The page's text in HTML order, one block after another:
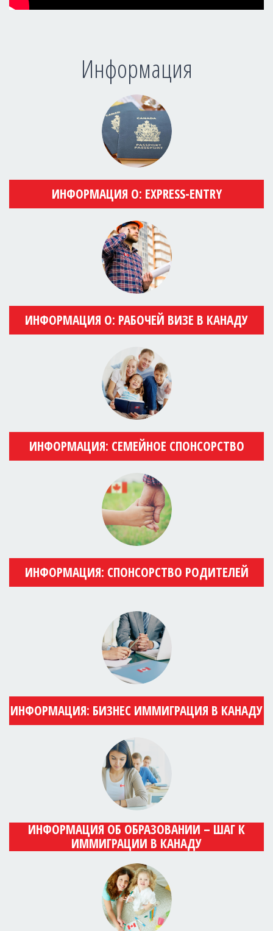
Информация
ИНФОРМАЦИЯ О: EXPRESS-ENTRY
ИНФОРМАЦИЯ О: РАБОЧЕЙ ВИЗЕ В КАНАДУ
ИНФОРМАЦИЯ: СЕМЕЙНОЕ СПОНСОРСТВО
ИНФОРМАЦИЯ: СПОНСОРСТВО РОДИТЕЛЕЙ
ИНФОРМАЦИЯ: БИЗНЕС ИММИГРАЦИЯ В КАНАДУ
ИНФОРМАЦИЯ ОБ ОБРАЗОВАНИИ – ШАГ К
ИММИГРАЦИИ В КАНАДУ